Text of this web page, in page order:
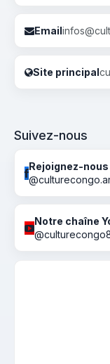
Email
Site principal
Suivez-nous
Rejoignez-
Notre chaîne